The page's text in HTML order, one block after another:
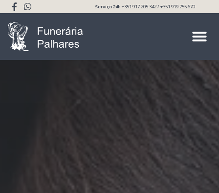
Serviço 24h+351 917 205 342 / +351 919 255 670